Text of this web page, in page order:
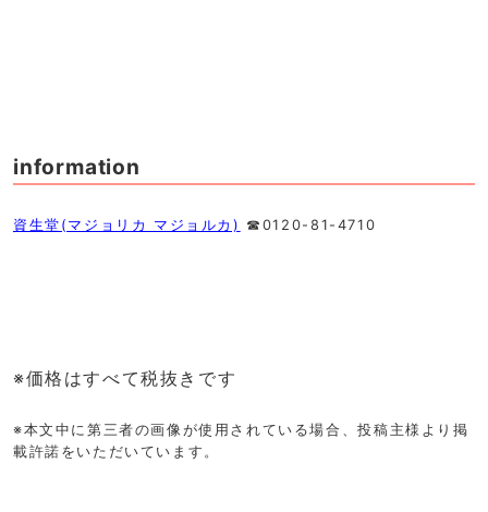
information
資生堂(マジョリカ マジョルカ) ☎︎0120-81-4710
※価格はすべて税抜きです
※本文中に第三者の画像が使用されている場合、投稿主様より掲
載許諾をいただいています。